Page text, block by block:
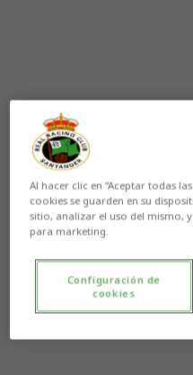
Al hacer clic en “Aceptar todas
cookies se guarden en su
sitio, analizar el uso del mismo,
para marketing.
Configuración de
cookies